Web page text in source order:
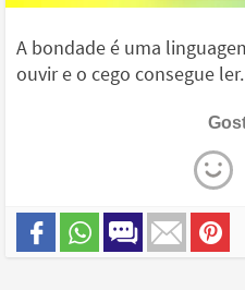
A bondade é uma
ouvir e o cego consegue